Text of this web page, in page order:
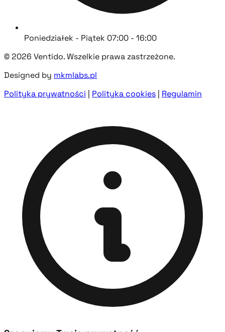
Poniedziałek - Piątek 07:00 - 16:00
© 2026 Ventido. Wszelkie prawa zastrzeżone.
Designed by mkmlabs.pl
Polityka prywatności | Polityka cookies | Regulamin